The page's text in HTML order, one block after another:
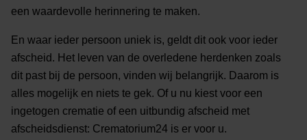
een waardevolle herinnering te maken.
En waar ieder persoon uniek is, geldt dit ook voor ieder
afscheid. Het leven van de overledene herdenken zoals
dit past bij de persoon, vinden wij belangrijk. Daarom is
alles mogelijk en niets te gek. Of u nu kiest voor een
ingetogen crematie of een uitbundig afscheid met
afscheidsdienst: Crematorium24 is er voor u.